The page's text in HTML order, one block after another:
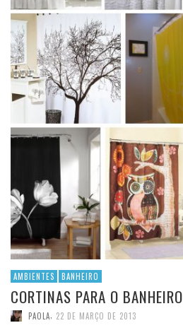
AMBIENTES BANHEIRO
CORTINAS PARA O BANHEIRO
PAOLA 22 DE MARÇO DE 2013